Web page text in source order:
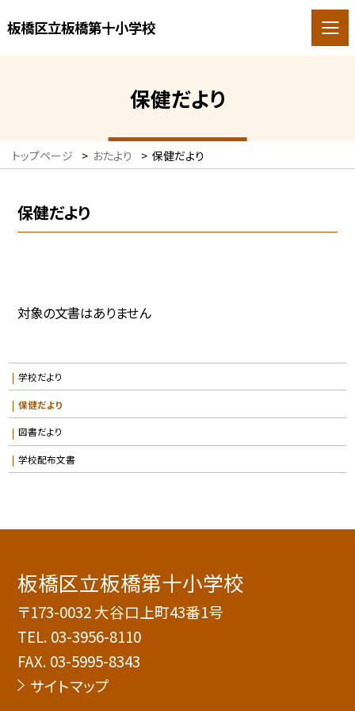
板橋区立板橋第十小学校
保健だより
トップページ > おたより > 保健だより
保健だより
対象の文書はありません
学校だより
保健だより
図書だより
学校配布文書
板橋区立板橋第十小学校
〒173-0032 大谷口上町43番1号
TEL. 03-3956-8110
FAX. 03-5995-8343
サイトマップ